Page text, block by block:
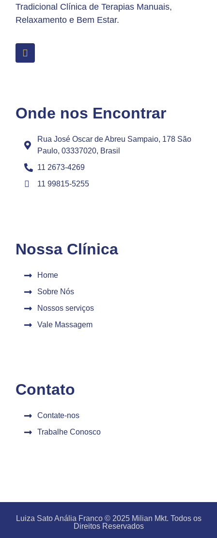
Tradicional Clínica de Terapias Manuais,
Relaxamento e Bem Estar.
Onde nos Encontrar
Rua José Oscar de Abreu Sampaio, 178 São
Paulo, 03337020, Brasil
11 2673-4269
11 99815-5255
Nossa Clínica
Home
Sobre Nós
Nossos serviços
Vale Massagem
Contato
Contate-nos
Trabalhe Conosco
Luiza Sato Anália Franco © 2025 Milian Mkt. Todos os
Direitos Reservados